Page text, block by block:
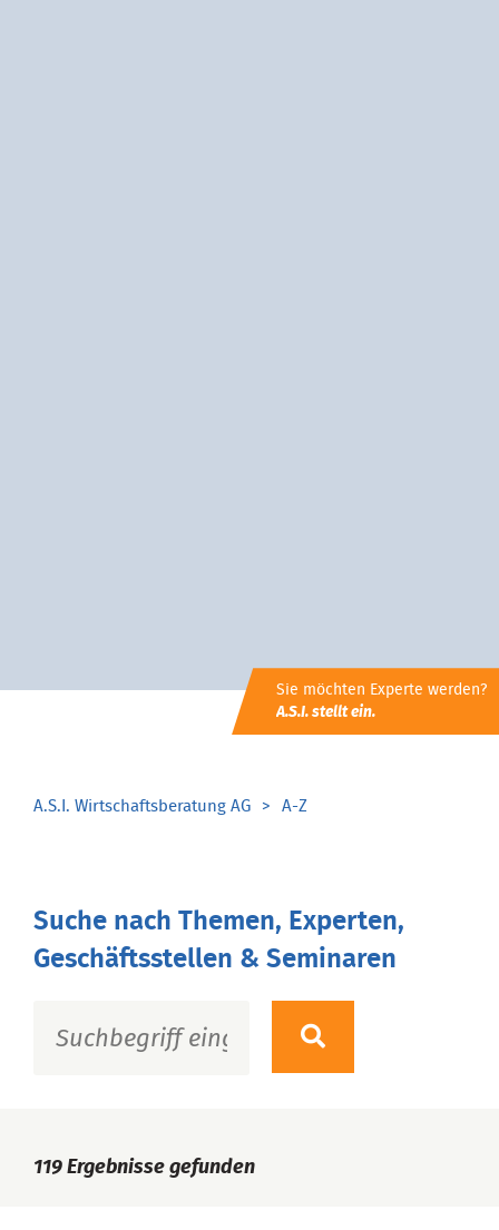
Sie möchten Experte werden?
A.S.I. stellt ein.
A.S.I. Wirtschaftsberatung AG A-Z
Suche nach Themen, Experten,
Geschäftsstellen & Seminaren
119 Ergebnisse gefunden